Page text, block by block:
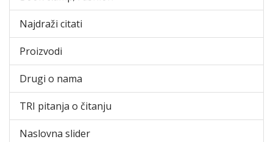
Najdraži citati
Proizvodi
Drugi o nama
TRI pitanja o čitanju
Naslovna slider